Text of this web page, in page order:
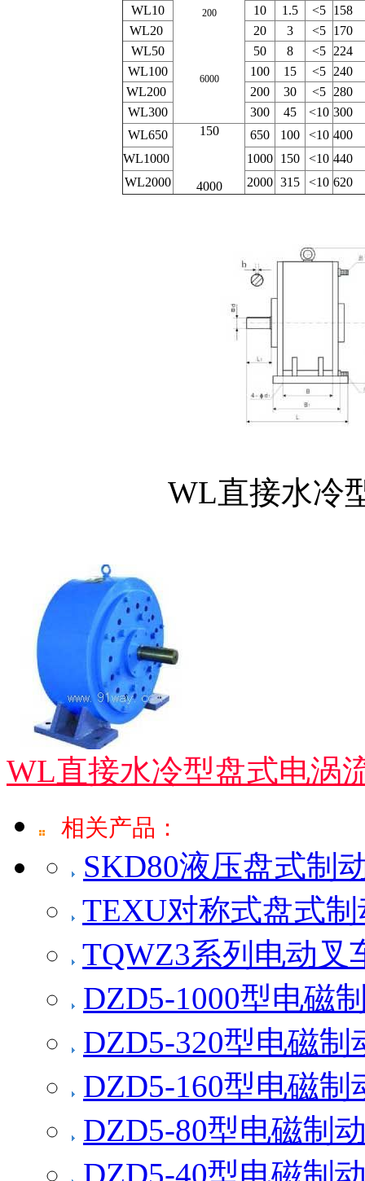
200
6000
WL10
10 1.5 <5 158
WL20
20 3 <5 170
WL50
50 8 <5 224
WL100
100 15 <5 240
WL200
200 30 <5 280
WL300
300 45 <10 300
WL650
150
4000
650 100 <10 400
WL1000
1000 150 <10 440
WL2000
2000 315 <10 620
WL直接水冷
WL直接水冷型盘式电涡
相关产品：
SKD80液压盘式制
TEXU对称式盘式
TQWZ3系列电动叉
DZD5-1000型电磁
DZD5-320型电磁制
DZD5-160型电磁制
DZD5-80型电磁制